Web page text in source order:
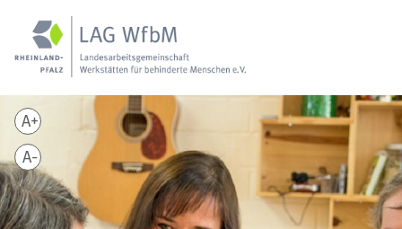
A-
A+